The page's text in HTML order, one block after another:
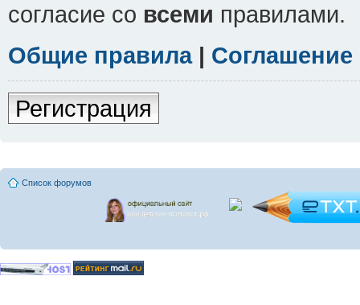
согласие со всеми правилами.
Общие правила|
Регистрация
Список форумов